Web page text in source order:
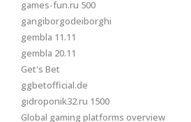
games-fun.ru 500
gangiborgodeiborghi
gembla 11.11
gembla 20.11
Get's Bet
ggbetofficial.de
gidroponik32.ru 1500
Global gaming platforms overview